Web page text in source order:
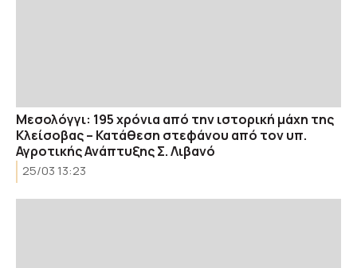
Μεσολόγγι: 195 χρόνια από την ιστορική μάχη της
Κλείσοβας – Κατάθεση στεφάνου από τον υπ.
Αγροτικής Ανάπτυξης Σ. Λιβανό
25/03 13:23